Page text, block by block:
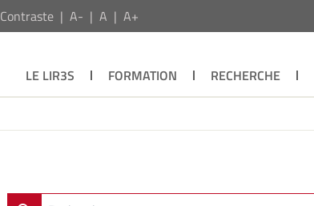
Contraste A- A A+
LE LIR3S FORMATION RECHERCHE